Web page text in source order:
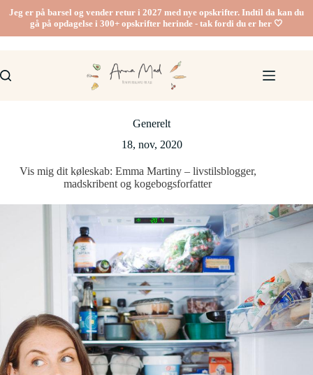
indhold
Jeg er på barsel og vender retur i 2027 med nye opskrifter. Indtil da kan du
gå på opdagelse i 300+ opskrifter herinde - tak fordi du er her 🤍
Generelt
18, nov, 2020
Vis mig dit køleskab: Emma Martiny – livstilsblogger,
madskribent og kogebogsforfatter